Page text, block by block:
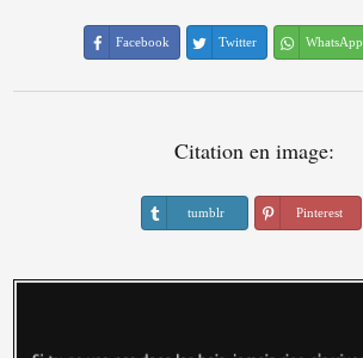
Facebook Twitter WhatsApp
Citation en image:
tumblr Pinterest